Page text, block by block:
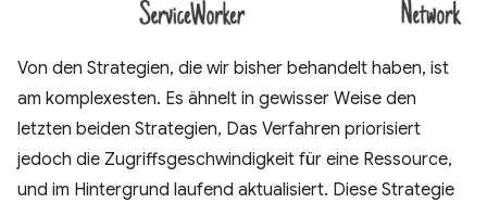
Von den Strategien, die wir bisher behandelt haben, ist
am komplexesten. Es ähnelt in gewisser Weise den
letzten beiden Strategien, Das Verfahren priorisiert
jedoch die Zugriffsgeschwindigkeit für eine Ressource,
und im Hintergrund laufend aktualisiert. Diese Strategie